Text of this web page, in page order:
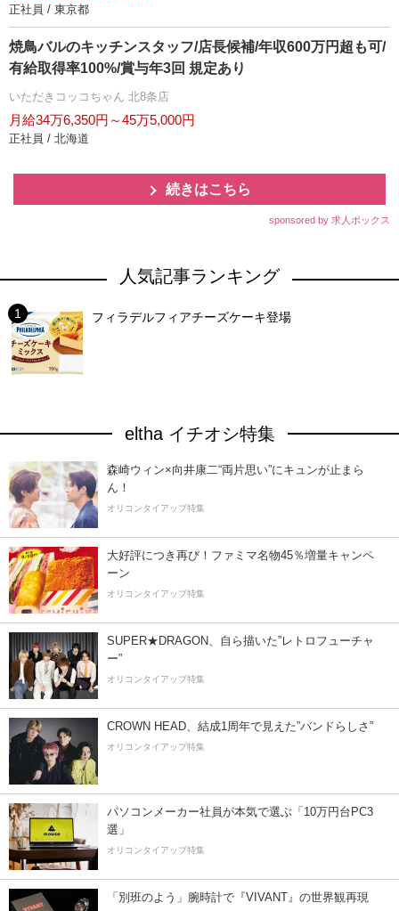
正社員 / 東京都
焼鳥バルのキッチンスタッフ/店長候補/年収600万円超も可/
有給取得率100%/賞与年3回 規定あり
いただきコッコちゃん 北8条店
月給34万6,350円～45万5,000円
正社員 / 北海道
続きはこちら
sponsored by 求人ボックス
人気記事ランキング
フィラデルフィアチーズケーキ登場
eltha イチオシ特集
森崎ウィン×向井康二“両片思い”にキュンが止まら
ん！
オリコンタイアップ特集
大好評につき再び！ファミマ名物45％増量キャンペ
ーン
オリコンタイアップ特集
SUPER★DRAGON、自ら描いた”レトロフューチャ
ー”
オリコンタイアップ特集
CROWN HEAD、結成1周年で見えた”バンドらしさ”
オリコンタイアップ特集
パソコンメーカー社員が本気で選ぶ「10万円台PC3
選」
オリコンタイアップ特集
「別班のよう」腕時計で『VIVANT』の世界観再現